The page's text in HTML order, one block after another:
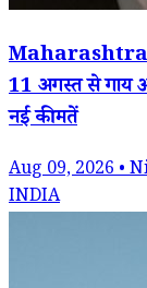
Maharashtra
11 अगस्त से गाय
नई कीमतें
Aug 09, 2026 •
INDIA